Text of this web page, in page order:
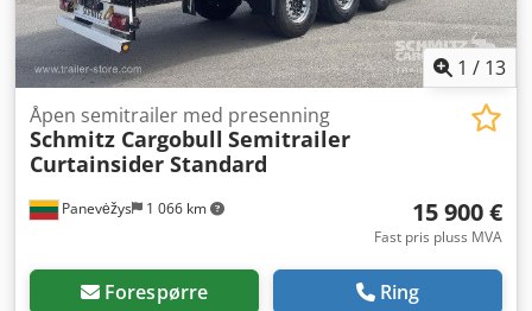
1 / 13
Panevėžys 1 066 km
Åpen semitrailer med presenning
Schmitz Cargobull Semitrailer
Curtainsider Standard
15 900 €
Fast pris pluss MVA
Forespørre Ring